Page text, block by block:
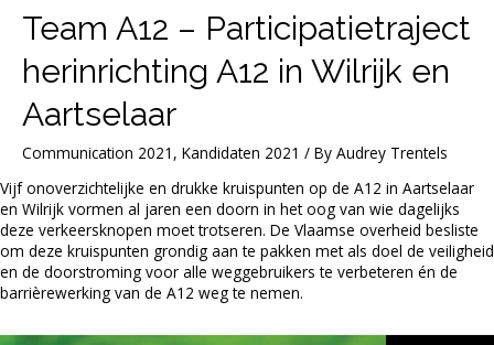
Team A12 – Participatietraject
herinrichting A12 in Wilrijk en
Aartselaar
Communication 2021 , Kandidaten 2021 / By Audrey Trentels
Vijf onoverzichtelijke en drukke kruispunten op de A12 in Aartselaar
en Wilrijk vormen al jaren een doorn in het oog van wie dagelijks
deze verkeersknopen moet trotseren. De Vlaamse overheid besliste
om deze kruispunten grondig aan te pakken met als doel de veiligheid
en de doorstroming voor alle weggebruikers te verbeteren én de
barrièrewerking van de A12 weg te nemen.